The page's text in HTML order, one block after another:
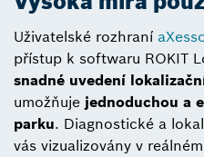
Uživatelské rozhraní
přístup k softwaru ROKIT
snadné uvedení
umožňuje jednoduchou a
parku. Diagnostické a
vás vizualizovány v